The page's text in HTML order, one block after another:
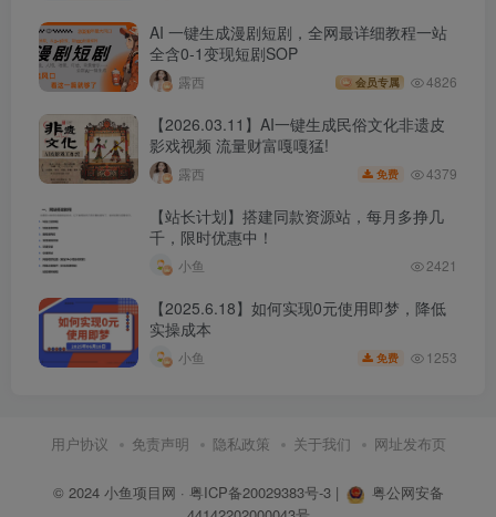
AI 一键生成漫剧短剧，全网最详细教程一站
全含0-1变现短剧SOP
露西 会员专属 4826
【2026.03.11】AI一键生成民俗文化非遗皮
影戏视频 流量财富嘎嘎猛!
露西 免费 4379
【站长计划】搭建同款资源站，每月多挣几
千，限时优惠中！
小鱼 2421
【2025.6.18】如何实现0元使用即梦，降低
实操成本
小鱼 免费 1253
用户协议 免责声明 隐私政策 关于我们 网址发布页
© 2024 小鱼项目网 · 粤ICP备20029383号-3|
粤公网安备